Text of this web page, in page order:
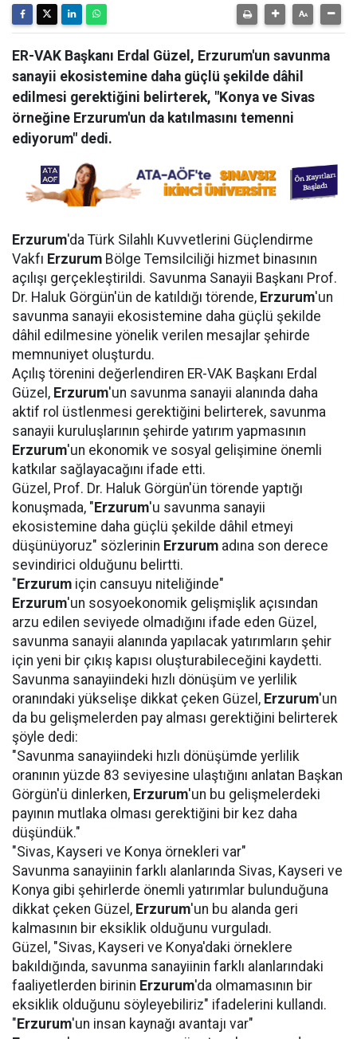
ER-VAK Başkanı Erdal Güzel, Erzurum'un savunma
sanayii ekosistemine daha güçlü şekilde dâhil
edilmesi gerektiğini belirterek, "Konya ve Sivas
örneğine Erzurum'un da katılmasını temenni
ediyorum" dedi.
Erzurum'da Türk Silahlı Kuvvetlerini Güçlendirme
Vakfı Erzurum Bölge Temsilciliği hizmet binasının
açılışı gerçekleştirildi. Savunma Sanayii Başkanı Prof.
Dr. Haluk Görgün'ün de katıldığı törende, Erzurum'un
savunma sanayii ekosistemine daha güçlü şekilde
dâhil edilmesine yönelik verilen mesajlar şehirde
memnuniyet oluşturdu.
Açılış törenini değerlendiren ER-VAK Başkanı Erdal
Güzel, Erzurum'un savunma sanayii alanında daha
aktif rol üstlenmesi gerektiğini belirterek, savunma
sanayii kuruluşlarının şehirde yatırım yapmasının
Erzurum'un ekonomik ve sosyal gelişimine önemli
katkılar sağlayacağını ifade etti.
Güzel, Prof. Dr. Haluk Görgün'ün törende yaptığı
konuşmada, " Erzurum'u savunma sanayii
ekosistemine daha güçlü şekilde dâhil etmeyi
düşünüyoruz" sözlerinin Erzurum adına son derece
sevindirici olduğunu belirtti.
" Erzurum için cansuyu niteliğinde"
Erzurum'un sosyoekonomik gelişmişlik açısından
arzu edilen seviyede olmadığını ifade eden Güzel,
savunma sanayii alanında yapılacak yatırımların şehir
için yeni bir çıkış kapısı oluşturabileceğini kaydetti.
Savunma sanayiindeki hızlı dönüşüm ve yerlilik
oranındaki yükselişe dikkat çeken Güzel, Erzurum'un
da bu gelişmelerden pay alması gerektiğini belirterek
şöyle dedi:
"Savunma sanayiindeki hızlı dönüşümde yerlilik
oranının yüzde 83 seviyesine ulaştığını anlatan Başkan
Görgün'ü dinlerken, Erzurum'un bu gelişmelerdeki
payının mutlaka olması gerektiğini bir kez daha
düşündük."
"Sivas, Kayseri ve Konya örnekleri var"
Savunma sanayiinin farklı alanlarında Sivas, Kayseri ve
Konya gibi şehirlerde önemli yatırımlar bulunduğuna
dikkat çeken Güzel, Erzurum'un bu alanda geri
kalmasının bir eksiklik olduğunu vurguladı.
Güzel, "Sivas, Kayseri ve Konya'daki örneklere
bakıldığında, savunma sanayiinin farklı alanlarındaki
faaliyetlerden birinin Erzurum'da olmamasının bir
eksiklik olduğunu söyleyebiliriz" ifadelerini kullandı.
" Erzurum'un insan kaynağı avantajı var"